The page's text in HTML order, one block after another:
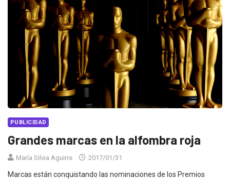
PUBLICIDAD
Grandes marcas en la alfombra roja
María Silvia Aguirre 2017/01/31
Marcas están conquistando las nominaciones de los Premios